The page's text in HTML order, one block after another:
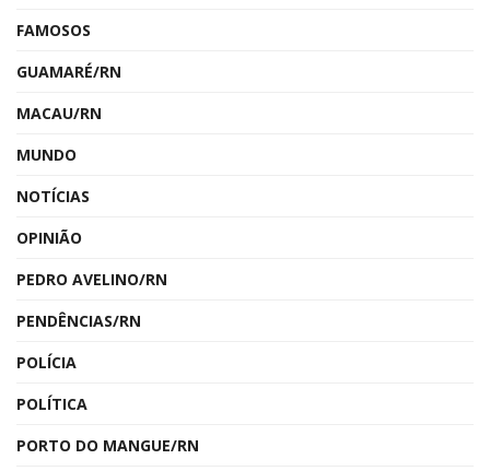
FAMOSOS
GUAMARÉ/RN
MACAU/RN
MUNDO
NOTÍCIAS
OPINIÃO
PEDRO AVELINO/RN
PENDÊNCIAS/RN
POLÍCIA
POLÍTICA
PORTO DO MANGUE/RN